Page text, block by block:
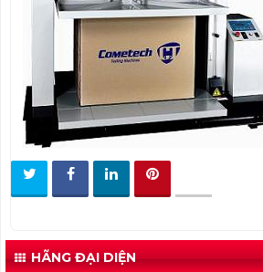
HÃNG ĐẠI DIỆN